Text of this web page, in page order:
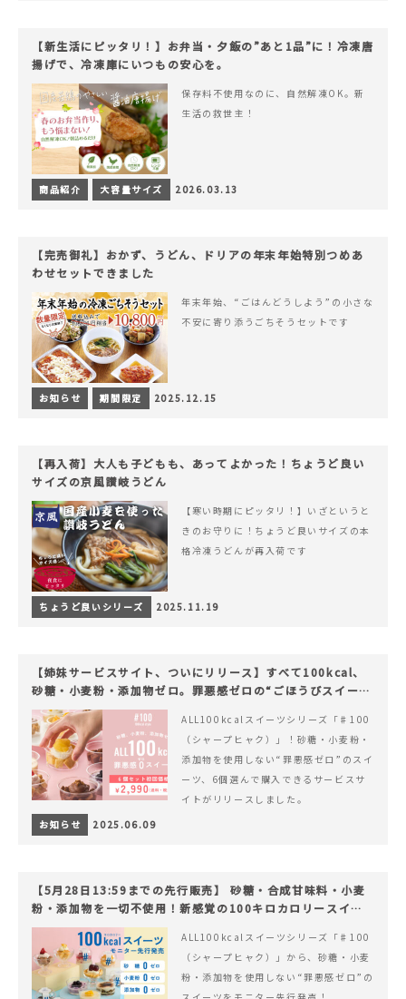
【新生活にピッタリ！】お弁当・夕飯の”あと1品”に！冷凍唐
揚げで、冷凍庫にいつもの安心を。
保存料不使用なのに、自然解凍OK。新
生活の救世主！
商品紹介 大容量サイズ 2026.03.13
【完売御礼】おかず、うどん、ドリアの年末年始特別つめあ
わせセットできました
年末年始、“ごはんどうしよう”の小さな
不安に寄り添うごちそうセットです
お知らせ 期間限定 2025.12.15
【再入荷】大人も子どもも、あってよかった！ちょうど良い
サイズの京風讃岐うどん
【寒い時期にピッタリ！】いざというと
きのお守りに！ちょうど良いサイズの本
格冷凍うどんが再入荷です
ちょうど良いシリーズ 2025.11.19
【姉妹サービスサイト、ついにリリース】すべて100kcal、
砂糖・小麦粉・添加物ゼロ。罪悪感ゼロの“ごほうびスイー
ツ”『#100（シャープ100）』
ALL100kcalスイーツシリーズ「♯100
（シャープヒャク）」！砂糖・小麦粉・
添加物を使用しない“罪悪感ゼロ”のスイ
ーツ、6個選んで購入できるサービスサ
イトがリリースしました。
お知らせ
2025.06.09
【5月28日13:59までの先行販売】 砂糖・合成甘味料・小麦
粉・添加物を一切不使用！新感覚の100キロカロリースイー
ツでヘルシーライフを。
ALL100kcalスイーツシリーズ「♯100
（シャープヒャク）」から、砂糖・小麦
粉・添加物を使用しない“罪悪感ゼロ”の